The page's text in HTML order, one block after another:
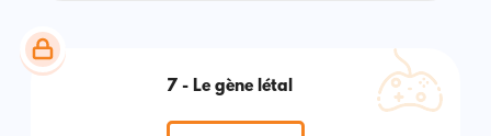
7 - Le gène létal